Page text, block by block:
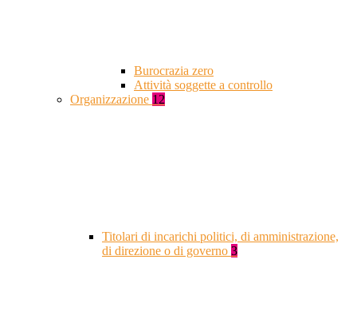
Burocrazia zero
Attività soggette a controllo
Organizzazione 12
Titolari di incarichi politici, di amministrazione,
di direzione o di governo 3